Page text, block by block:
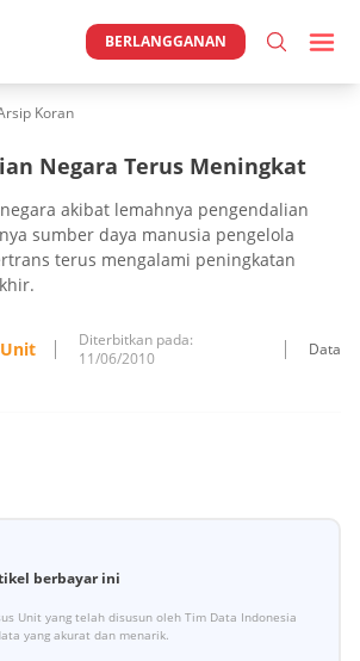
BERLANGGANAN
Koran
Negara Terus Meningkat
negara akibat lemahnya pengendalian
sumber daya manusia pengelola
terus mengalami peningkatan
Unit
Diterbitkan pada:
11/06/2010
Data
berbayar ini
Unit yang telah disusun oleh Tim Data Indonesia
yang akurat dan menarik.